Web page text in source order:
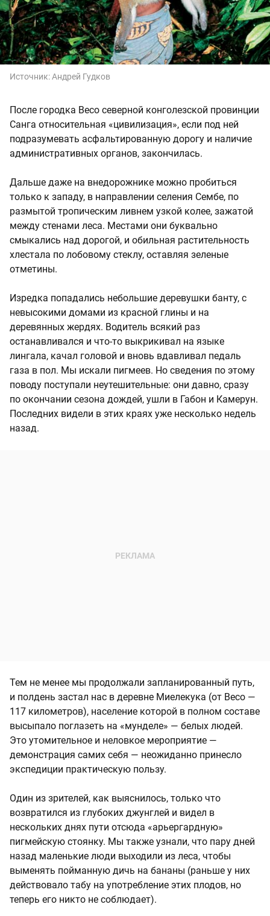
Источник:Андрей Гудков
После городка Весо северной конголезской провинции
Санга относительная «цивилизация», если под ней
подразумевать асфальтированную дорогу и наличие
административных органов, закончилась.
Дальше даже на внедорожнике можно пробиться
только к западу, в направлении селения Сембе, по
размытой тропическим ливнем узкой колее, зажатой
между стенами леса. Местами они буквально
смыкались над дорогой, и обильная растительность
хлестала по лобовому стеклу, оставляя зеленые
отметины.
Изредка попадались небольшие деревушки банту, с
невысокими домами из красной глины и на
деревянных жердях. Водитель всякий раз
останавливался и что-то выкрикивал на языке
лингала, качал головой и вновь вдавливал педаль
газа в пол. Мы искали пигмеев. Но сведения по этому
поводу поступали неутешительные: они давно, сразу
по окончании сезона дождей, ушли в Габон и Камерун.
Последних видели в этих краях уже несколько недель
назад.
Тем не менее мы продолжали запланированный путь,
и полдень застал нас в деревне Миелекука (от Весо —
117 километров), население которой в полном составе
высыпало поглазеть на «мунделе» — белых людей.
Это утомительное и неловкое мероприятие —
демонстрация самих себя — неожиданно принесло
экспедиции практическую пользу.
Один из зрителей, как выяснилось, только что
возвратился из глубоких джунглей и видел в
нескольких днях пути отсюда «арьергардную»
пигмейскую стоянку. Мы также узнали, что пару дней
назад маленькие люди выходили из леса, чтобы
выменять пойманную дичь на бананы (раньше у них
действовало табу на употребление этих плодов, но
теперь его никто не соблюдает).